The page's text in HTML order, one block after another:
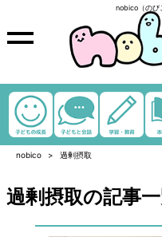
nobico（のび
nobico 過剰摂取
過剰摂取の記事